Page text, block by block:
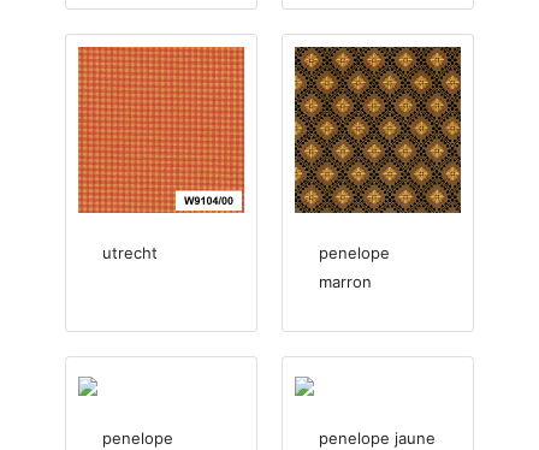
utrecht
penelope
marron
penelope
penelope jaune